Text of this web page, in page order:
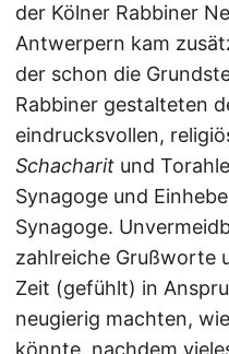
der Kölner Rabbiner
Antwerpern kam
der schon die
Rabbiner gestalteten
eindrucksvollen,
Schacharit und
Synagoge und
Synagoge.
zahlreiche Grußworte
Zeit (gefühlt) in
neugierig machten,
könnte, nachdem